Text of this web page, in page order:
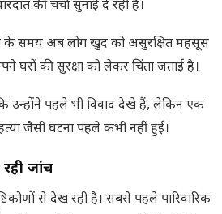
की चर्चा सुनाई दे रही है।
के समय अब लोग खुद को असुरक्षित महसूस
घरों की सुरक्षा को लेकर चिंता जताई है।
उन्होंने पहले भी विवाद देखे हैं, लेकिन एक
जैसी घटना पहले कभी नहीं हुई।
जांच
से देख रही है। सबसे पहले पारिवारिक